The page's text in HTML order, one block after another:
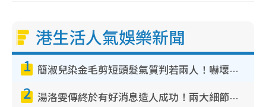
港生活人氣娛樂新聞
1 簡淑兒染金毛剪短頭髮氣質判若兩人！嚇壞老公麥大力都認唔出：「你做咩事？」
2 湯洛雯傳終於有好消息造人成功！兩大細節曝孕味極濃惹猜測：大肚婆先會咁！